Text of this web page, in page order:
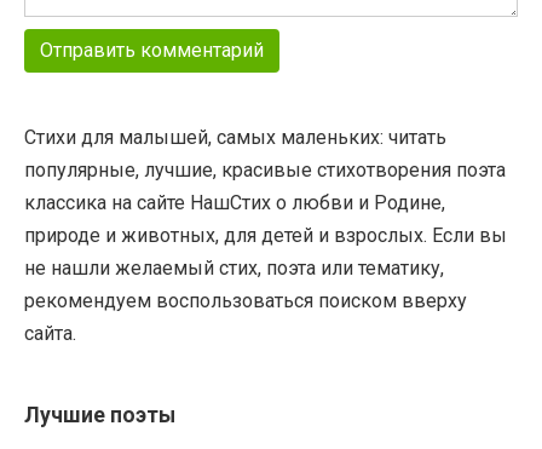
Стихи для малышей, самых маленьких: читать
популярные, лучшие, красивые стихотворения поэта
классика на сайте НашСтих о любви и Родине,
природе и животных, для детей и взрослых. Если вы
не нашли желаемый стих, поэта или тематику,
рекомендуем воспользоваться поиском вверху
сайта.
Лучшие поэты